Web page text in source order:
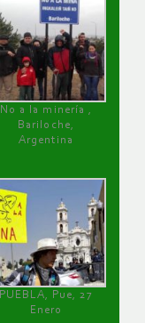
No a la minería ,
Bariloche,
Argentina
PUEBLA, Pue, 27
Enero